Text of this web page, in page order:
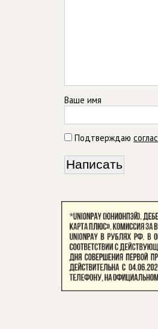
Ваше имя
Подтверждаю